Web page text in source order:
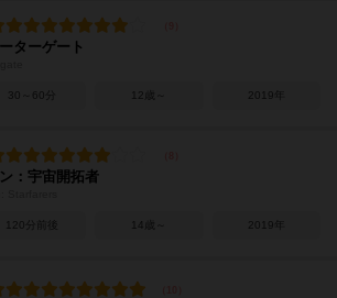
ターゲート
30～60分 12歳～ 2019年
：宇宙開拓者
120分前後 14歳～ 2019年